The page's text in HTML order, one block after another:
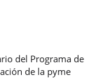
del Programa de
de la pyme